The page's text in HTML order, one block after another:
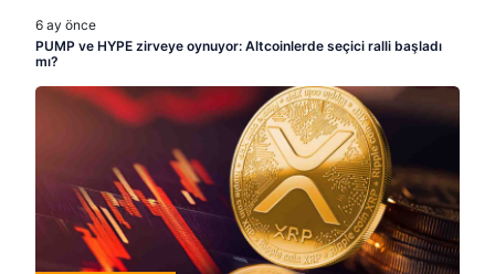
6 ay önce
PUMP ve HYPE zirveye oynuyor: Altcoinlerde seçici ralli başladı
mı?